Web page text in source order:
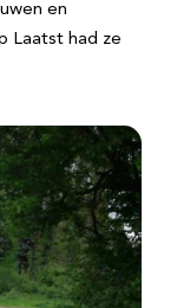
en
Laatst had ze